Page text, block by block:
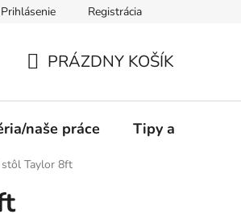
Prihlásenie Registrácia
KOŠÍK
PRÁZDNY KOŠÍK
naše práce Tipy a rady
Taylor 8ft